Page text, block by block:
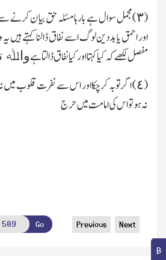
(٣) مجمل سوال ہے بارہا مسئلہ حق بیا ن کرنے
اور احمق یا بددین لوگ اسے نفاق ڈالنا کہتے ہیں
مفصل لکھے کہ کیا کہتا اور کیا نفاق ڈالتا ہےواﷲ
(٤) اگر توبہ کرچکا اور اس سے نفرت قلوب میں
نہ ہو تو اس کی امامت میں حرج
Go Previous Next